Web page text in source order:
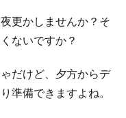
更かしませんか？そ
ないですか？
だけど、夕方からデ
準備できますよね。